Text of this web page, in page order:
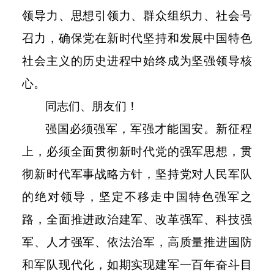
领导力、思想引领力、群众组织力、社会号
召力，确保党在新时代坚持和发展中国特色
社会主义的历史进程中始终成为坚强领导核
心。
同志们、朋友们！
强国必须强军，军强才能国安。新征程
上，必须全面贯彻新时代党的强军思想，贯
彻新时代军事战略方针，坚持党对人民军队
的绝对领导，坚定不移走中国特色强军之
路，全面推进政治建军、改革强军、科技强
军、人才强军、依法治军，高质量推进国防
和军队现代化，如期实现建军一百年奋斗目